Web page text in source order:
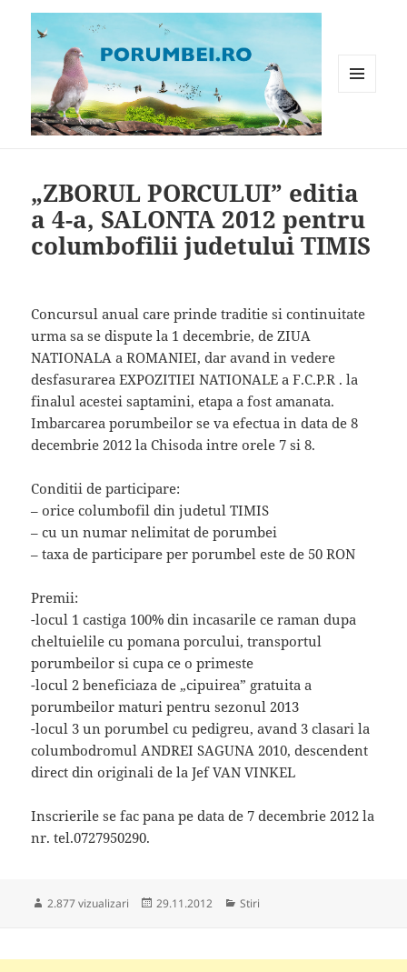
„ZBORUL PORCULUI” editia
a 4-a, SALONTA 2012 pentru
columbofilii judetului TIMIS
Concursul anual care prinde traditie si continuitate
urma sa se dispute la 1 decembrie, de ZIUA
NATIONALA a ROMANIEI, dar avand in vedere
desfasurarea EXPOZITIEI NATIONALE a F.C.P.R . la
finalul acestei saptamini, etapa a fost amanata.
Imbarcarea porumbeilor se va efectua in data de 8
decembrie 2012 la Chisoda intre orele 7 si 8.
Conditii de participare:
– orice columbofil din judetul TIMIS
– cu un numar nelimitat de porumbei
– taxa de participare per porumbel este de 50 RON
Premii:
-locul 1 castiga 100% din incasarile ce raman dupa
cheltuielile cu pomana porcului, transportul
porumbeilor si cupa ce o primeste
-locul 2 beneficiaza de „cipuirea” gratuita a
porumbeilor maturi pentru sezonul 2013
-locul 3 un porumbel cu pedigreu, avand 3 clasari la
columbodromul ANDREI SAGUNA 2010, descendent
direct din originali de la Jef VAN VINKEL
Inscrierile se fac pana pe data de 7 decembrie 2012 la
nr. tel.0727950290.
2.877 vizualizari
Publicat
29.11.2012 Categorii
Stiri